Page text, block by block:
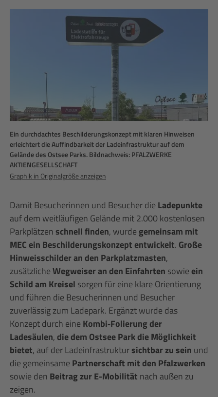
Ein durchdachtes Beschilderungskonzept mit klaren Hinweisen
erleichtert die Auffindbarkeit der Ladeinfrastruktur auf dem
Gelände des Ostsee Parks. Bildnachweis: PFALZWERKE
AKTIENGESELLSCHAFT
Graphik in Originalgröße anzeigen
Damit Besucherinnen und Besucher die Ladepunkte
auf dem weitläufigen Gelände mit 2.000 kostenlosen
Parkplätzenschnell finden, wurde gemeinsam mit
MEC ein Beschilderungskonzept entwickelt. Große
Hinweisschilder an den Parkplatzmasten,
zusätzlicheWegweiser an den Einfahrten sowieein
Schild am Kreisel sorgen für eine klare Orientierung
und führen die Besucherinnen und Besucher
zuverlässig zum Ladepark. Ergänzt wurde das
Konzept durch eine Kombi‑Folierung der
Ladesäulen, die dem Ostsee Park die Möglichkeit
bietet, auf der Ladeinfrastruktursichtbar zu sein und
die gemeinsame Partnerschaft mit den Pfalzwerken
sowie den Beitrag zur E-Mobilität nach außen zu
zeigen.